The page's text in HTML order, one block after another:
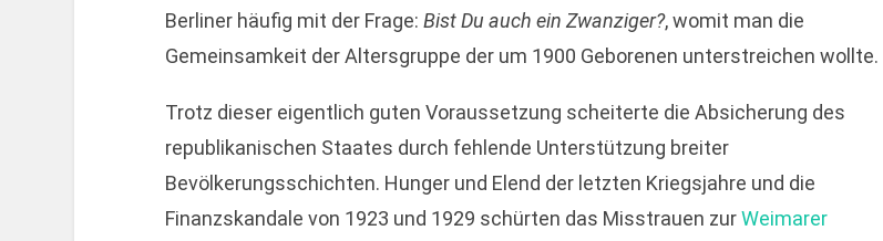
Berliner häufig mit der Frage: Bist Du auch ein Zwanziger?, womit man die
Gemeinsamkeit der Altersgruppe der um 1900 Geborenen unterstreichen wollte.
Trotz dieser eigentlich guten Voraussetzung scheiterte die Absicherung des
republikanischen Staates durch fehlende Unterstützung breiter
Bevölkerungsschichten. Hunger und Elend der letzten Kriegsjahre und die
Finanzskandale von 1923 und 1929 schürten das Misstrauen zurWeimarer